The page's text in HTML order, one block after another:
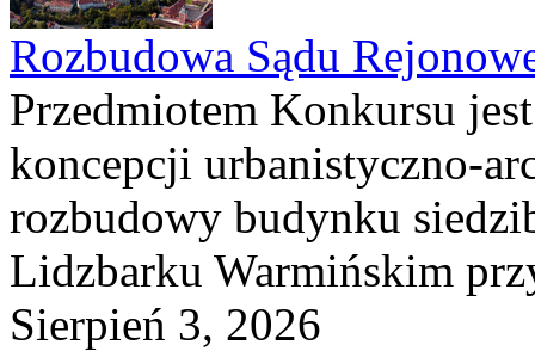
Rozbudowa Sądu
Przedmiotem Konkursu
koncepcji urbanistyczno-
rozbudowy budynku
Lidzbarku Warmińskim
Sierpień 3, 2026